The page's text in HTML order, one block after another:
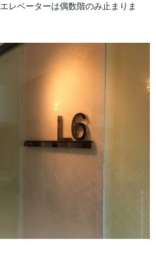
レベーターは偶数階のみ止まりま